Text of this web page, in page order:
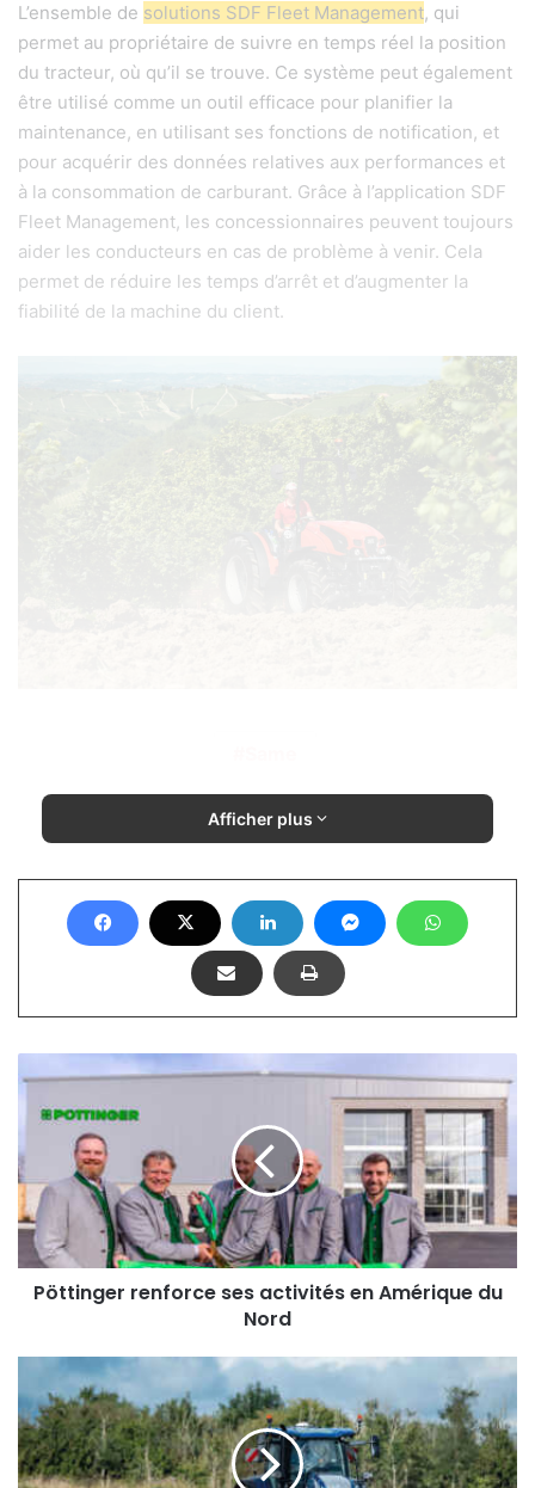
L’ensemble de solutions SDF Fleet Management, qui
permet au propriétaire de suivre en temps réel la position
du tracteur, où qu’il se trouve. Ce système peut également
être utilisé comme un outil efficace pour planifier la
maintenance, en utilisant ses fonctions de notification, et
pour acquérir des données relatives aux performances et
à la consommation de carburant. Grâce à l’application SDF
Fleet Management, les concessionnaires peuvent toujours
aider les conducteurs en cas de problème à venir. Cela
permet de réduire les temps d’arrêt et d’augmenter la
fiabilité de la machine du client.
Afficher plus
renforce
ses
activités
en
Amérique
du
Nord
Pöttinger renforce ses activités en Amérique du
Nord
transmission
Power
Command
pour